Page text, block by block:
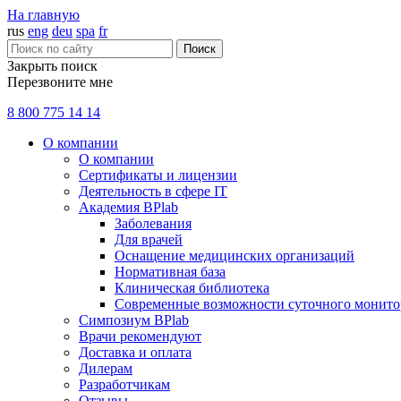
На главную
rus eng deu spa fr
Поиск
Закрыть поиск
Перезвоните мне
8 800 775 14 14
О компании
О компании
Сертификаты и лицензии
Деятельность в сфере IT
Академия BPlab
Заболевания
Для врачей
Оснащение медицинских организаций
Нормативная база
Клиническая библиотека
Современные возможности суточного
Симпозиум BPlab
Врачи рекомендуют
Доставка и оплата
Дилерам
Разработчикам